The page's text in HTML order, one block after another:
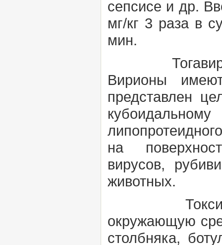
сепсисе и др.
мг/кг 3 раза в
мин.
Вирионы
представлен
на
вирусов,
животных.
окружающую
столбняка,